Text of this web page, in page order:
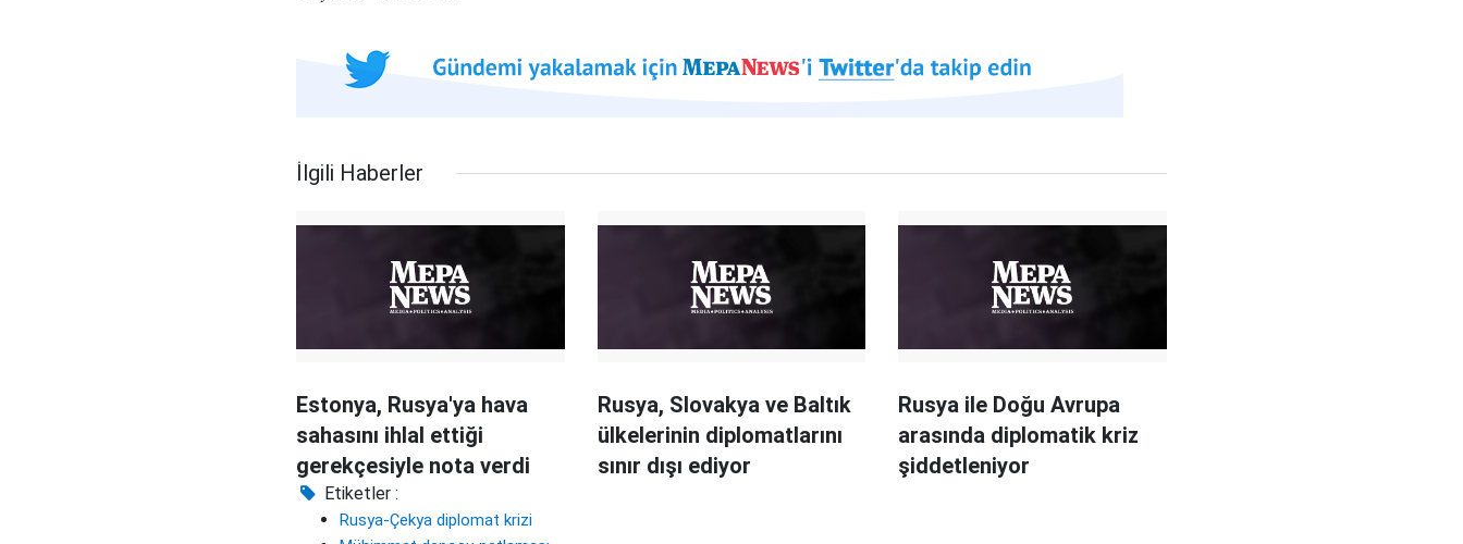
İlgili Haberler
Estonya, Rusya'ya hava
sahasını ihlal ettiği
gerekçesiyle nota verdi
Rusya, Slovakya ve Baltık
ülkelerinin diplomatlarını
sınır dışı ediyor
Rusya ile Doğu Avrupa
arasında diplomatik kriz
şiddetleniyor
Etiketler :
Rusya-Çekya diplomat krizi